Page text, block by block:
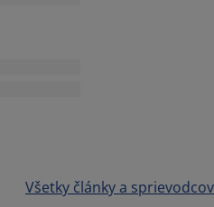
Všetky články a